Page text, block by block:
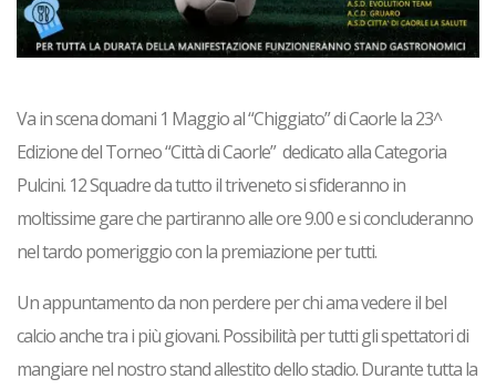
Va in scena domani 1 Maggio al “Chiggiato” di Caorle la 23^
Edizione del Torneo “Città di Caorle” dedicato alla Categoria
Pulcini. 12 Squadre da tutto il triveneto si sfideranno in
moltissime gare che partiranno alle ore 9.00 e si concluderanno
nel tardo pomeriggio con la premiazione per tutti.
Un appuntamento da non perdere per chi ama vedere il bel
calcio anche tra i più giovani. Possibilità per tutti gli spettatori di
mangiare nel nostro stand allestito dello stadio. Durante tutta la